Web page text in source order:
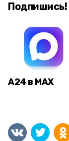
Подпишись!
А24 в MAX